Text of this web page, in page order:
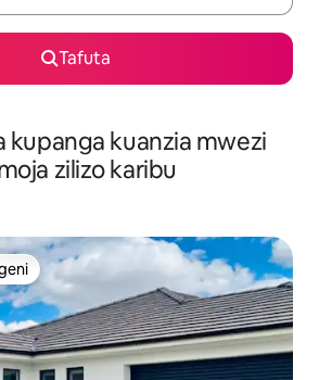
Tafuta
kupanga kuanzia mwezi
zilizo karibu